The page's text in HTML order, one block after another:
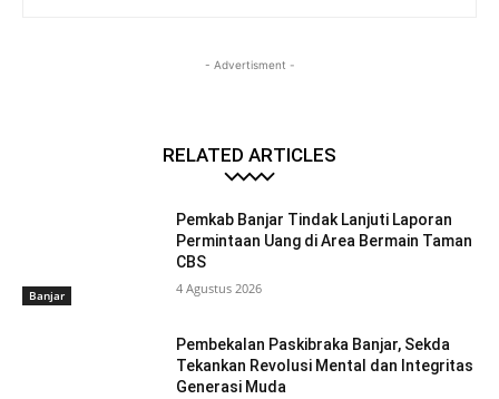
- Advertisment -
RELATED ARTICLES
Banjar
Pemkab Banjar Tindak Lanjuti Laporan
Permintaan Uang di Area Bermain Taman
CBS
4 Agustus 2026
Pembekalan Paskibraka Banjar, Sekda
Tekankan Revolusi Mental dan Integritas
Generasi Muda